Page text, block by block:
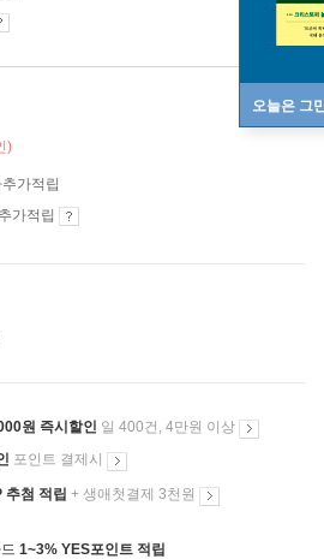
오늘은 그
)
가적립
가적립
원 즉시할인 일 400건, 4만원 이상
포인트 결제시
추첨 적립 + 생애첫결제 3천원
1~3% YES포인트 적립